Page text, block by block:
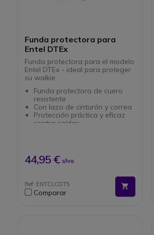
Funda protectora para
Entel DTEx
Funda protectora para el modelo
Entel DTEx - ideal para proteger
su walkie
Funda protectora de cuero
resistente
Con lazo de cinturón y correa
Protección práctica y eficaz
contra caídas
44,95 € s/Iva
Ref: ENTCLCDT5
Comparar